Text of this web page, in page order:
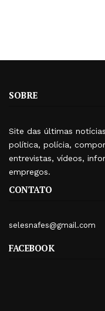
SOBRE
Site das últimas
política, polícia,
entrevistas, vídeos,
empregos.
CONTATO
selesnafes@gmail.com
FACEBOOK